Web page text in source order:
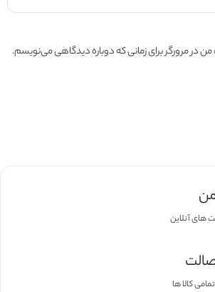
من در مرورگر برای زمانی که دوباره دیدگاهی می‌نویسم.
های آنلاین
کالا ها